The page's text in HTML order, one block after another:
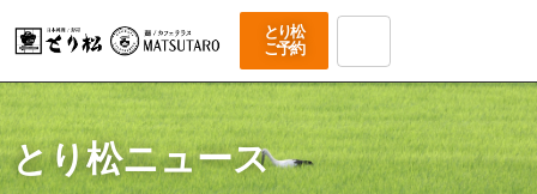
とり松
ご予約
とり松ニュース